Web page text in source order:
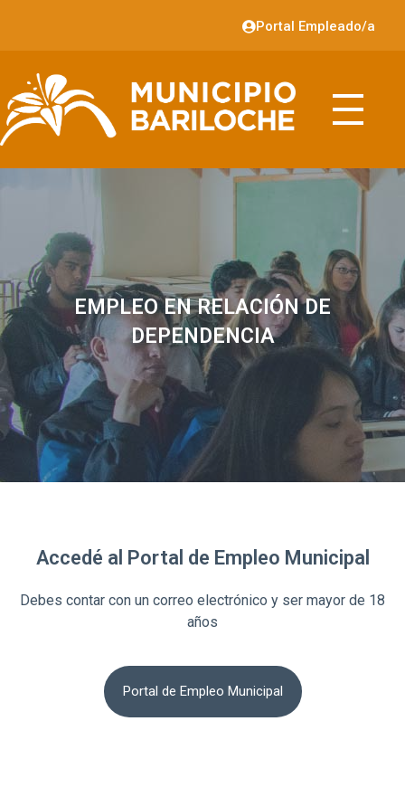
Portal Empleado/a
EMPLEO EN RELACIÓN DE
DEPENDENCIA
Accedé al Portal de Empleo Municipal
Debes contar con un correo electrónico y ser mayor de 18
años
Portal de Empleo Municipal